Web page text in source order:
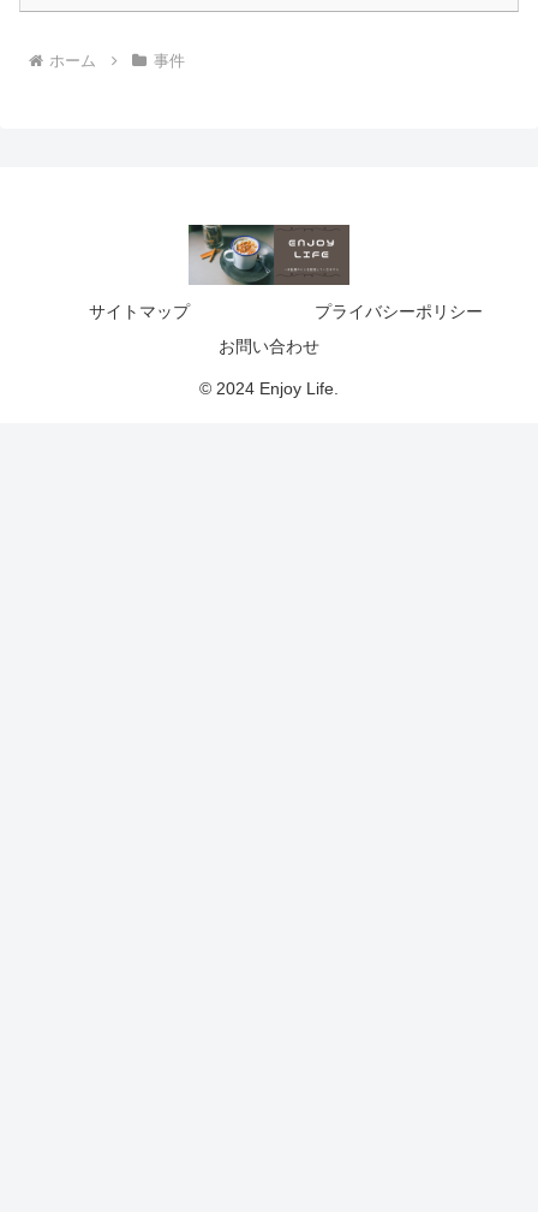
ホーム 事件
サイトマップ
プライバシーポリシー
お問い合わせ
© 2024 Enjoy Life.